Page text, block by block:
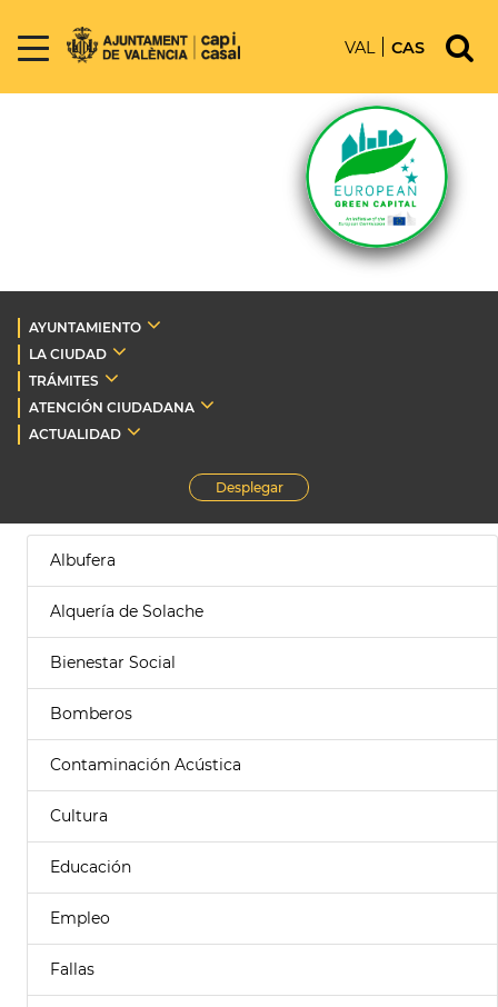
VAL CAS
AYUNTAMIENTO
LA CIUDAD
TRÁMITES
ATENCIÓN CIUDADANA
ACTUALIDAD
Desplegar
Albufera
Alquería de Solache
Bienestar Social
Bomberos
Contaminación Acústica
Cultura
Educación
Empleo
Fallas